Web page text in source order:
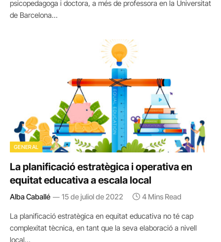
psicopedagoga i doctora, a més de professora en la Universitat
de Barcelona…
GENERAL
La planificació estratègica i operativa en
equitat educativa a escala local
Alba Caballé 15 de juliol de 2022 4 Mins Read
La planificació estratègica en equitat educativa no té cap
complexitat tècnica, en tant que la seva elaboració a nivell
local…